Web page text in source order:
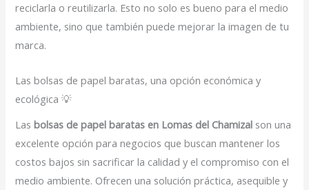
reciclarla o reutilizarla. Esto no solo es bueno para el medio
ambiente, sino que también puede mejorar la imagen de tu
marca.
Las bolsas de papel baratas, una opción económica y
ecológica 💡
Lasbolsas de papel baratas en Lomas del Chamizal son una
excelente opción para negocios que buscan mantener los
costos bajos sin sacrificar la calidad y el compromiso con el
medio ambiente. Ofrecen una solución práctica, asequible y